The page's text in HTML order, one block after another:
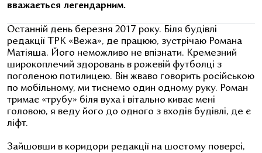
вважається легендарним.
Останній день березня 2017 року. Біля будівлі
редакції ТРК «Вежа», де працюю, зустрічаю Романа
Матіяша. Його неможливо не впізнати. Кремезний
широкоплечий здоровань в рожевій футболці з
поголеною потилицею. Він жваво говорить російською
по мобільному, ми тиснемо один одному руку. Роман
тримає «трубу» біля вуха і вітально киває мені
головою, я веду його до одного з входів будівлі, де є
ліфт.
Зайшовши в коридори редакції на шостому поверсі,